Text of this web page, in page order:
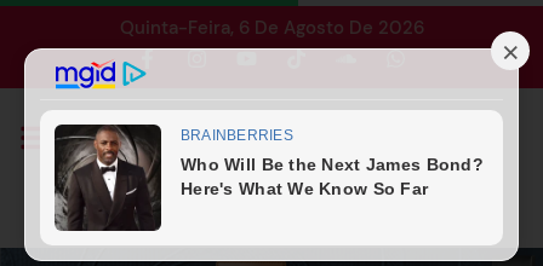
Quinta-Feira, 6 De Agosto De 2026